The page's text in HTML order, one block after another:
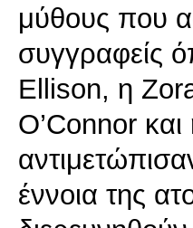
μύθους που
συγγραφείς
Ellison, η
O’Connor
έννοια της